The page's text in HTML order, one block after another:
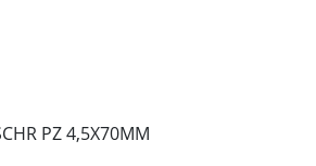
PZ 4,5X70MM